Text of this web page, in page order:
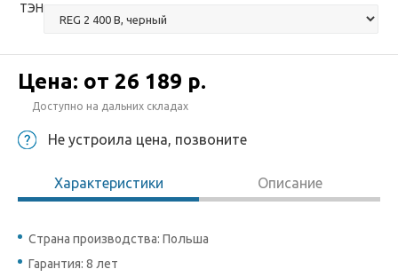
ТЭН
Цена: от 26 189 р.
Доступно на дальних складах
Не устроила цена, позвоните
Характеристики Описание
Страна производства: Польша
Гарантия: 8 лет